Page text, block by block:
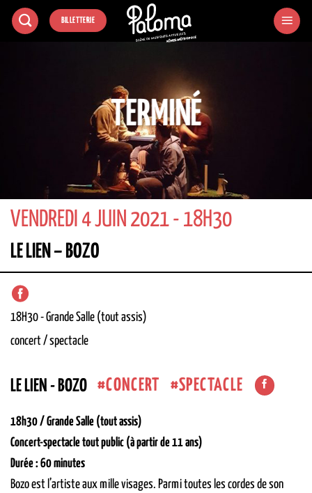
Passer
BILLETTERIE
TERMINÉ
VENDREDI 4 JUIN 2021 - 18H30
LE LIEN – BOZO
18H30-Grande Salle (tout assis)
concert / spectacle
LE LIEN - BOZO CONCERT SPECTACLE
18h30 / Grande Salle (tout assis)
Concert-spectacle tout public (à partir de 11 ans)
Durée : 60 minutes
Bozo est l’artiste aux mille visages. Parmi toutes les cordes de son